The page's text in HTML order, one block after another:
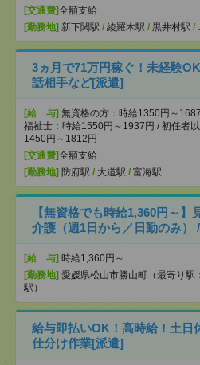
[交通費]全額支給
[勤務地] 新下関駅 / 綾羅木駅 / 黒井村駅 /
3ヵ月で71万円稼ぐ！未経験
話相手など[派遣]
[給 与] 無資格の方：時給1350円～
福祉士：時給1550円～1937円 / 初任者
1450円～1812円
[交通費]全額支給
[勤務地] 防府駅 / 大道駅 / 富海駅
【無資格でも時給1,360円～】
介護（週1日から／日勤のみ）
[給 与] 時給1,360円～
[勤務地] 愛媛県松山市勝山町（最寄り駅
駅）
給与即払いOK！高時給！土日
仕分け作業[派遣]